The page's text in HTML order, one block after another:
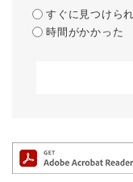
すぐに見つけら
時間がかかった